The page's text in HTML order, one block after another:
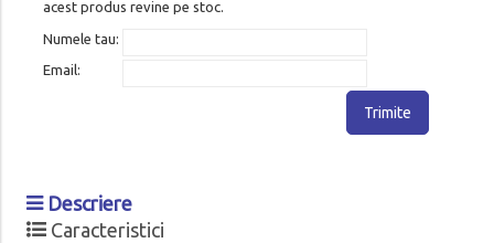
acest produs revine pe stoc.
Numele tau:
Email:
Trimite
Descriere
Caracteristici